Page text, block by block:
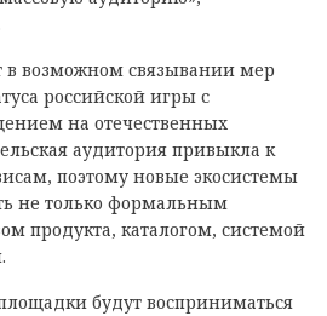
в возможном связывании мер
российской игры с
на отечественных
аудитория привыкла к
поэтому новые экосистемы
не только формальным
продукта, каталогом, системой
будут восприниматься